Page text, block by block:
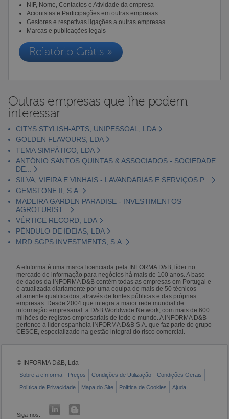
NIF, Nome, Contactos e Atividade da empresa
Acionistas e Participações em outras empresas
Gestores e respetivas ligações a outras empresas
Marcas e publicações legais
Relatório Grátis »
Outras empresas que lhe podem
interessar
CITYS STYLISH-APTS, UNIPESSOAL, LDA
GOLDEN FLAVOURS, LDA
TEMA SIMPÁTICO, LDA
ANTÓNIO SANTOS QUINTAS & ASSOCIADOS - SOCIEDADE
DE...
SILVA, VIEIRA E VINHAIS - LAVANDARIAS E SERVIÇOS P...
GEMSTONE II, S.A.
MADEIRA GARDEN PARADISE - INVESTIMENTOS
AGROTURIST...
VÉRTICE RECORD, LDA
PÊNDULO DE IDEIAS, LDA
MRD SGPS INVESTMENTS, S.A.
A eInforma é uma marca licenciada pela INFORMA D&B, líder no
mercado de informação para negócios há mais de 100 anos. A base
de dados da INFORMA D&B contém todas as empresas em Portugal e
é atualizada diariamente por uma equipa de mais de 50 técnicos
altamente qualificados, através de fontes públicas e das próprias
empresas. Desde 2004 que integra a maior rede mundial de
informação empresarial: a D&B Worldwide Network, com mais de 600
milhões de registos empresariais de todo o mundo. A INFORMA D&B
pertence à líder espanhola INFORMA D&B S.A. que faz parte do grupo
CESCE, especializado na gestão integral do risco comercial.
© INFORMA D&B, Lda
Sobre a eInforma Preços Condições de Utilização
Condições Gerais
Política de Privacidade
Mapa do Site Política de Cookies Ajuda
Siga-nos: